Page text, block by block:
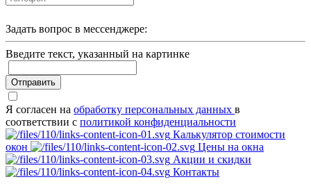
Задать вопрос в мессенджере:
Введите текcт, указанный на картинке
Отправить
Я согласен на обработку персональных данных в
соответствии с политикой конфиденциальности
Калькулятор стоимости
окон
Цены на окна
Акции и скидки
Контакты